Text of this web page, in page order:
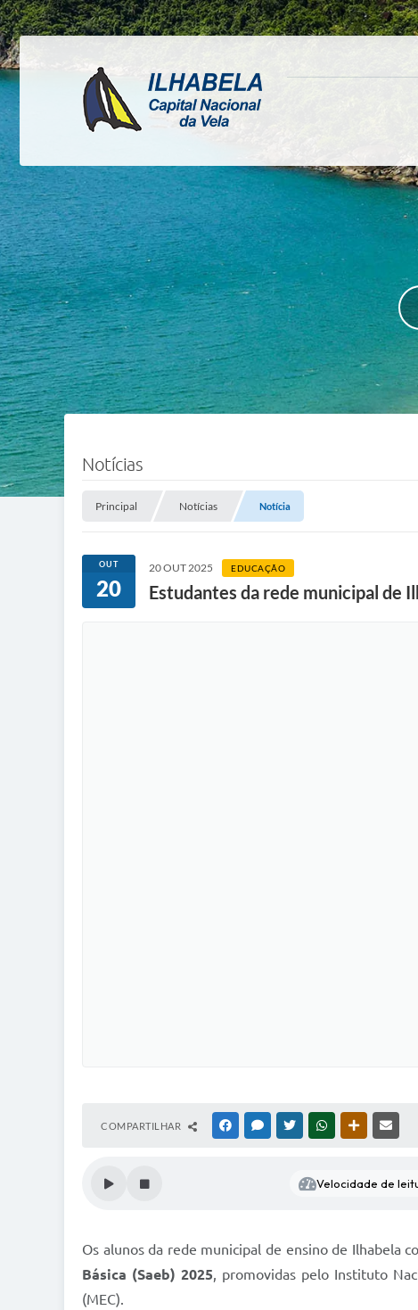
O
Notícias
Principal Notícias Notícia
OUT
20
20 OUT 2025 EDUCAÇÃO
Estudantes da rede municipal de
COMPARTILHAR FACEBOOKMESSENGER
TWITTERWHATSAPPOUTRAS
Velocidade de
Os alunos da rede municipal de ensino de Ilhabela
Básica (Saeb) 2025, promovidas pelo Instituto
(MEC).